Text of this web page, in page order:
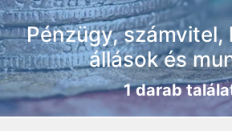
Pénzügy, számvitel,
állások és
1 darab